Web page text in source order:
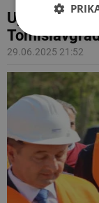
Upriličena
29.06.2025 21:52